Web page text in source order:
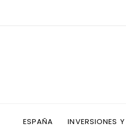
ESPAÑA INVERSIONES